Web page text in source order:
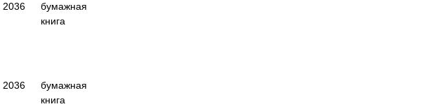
2036
бумажная
книга
2036
бумажная
книга